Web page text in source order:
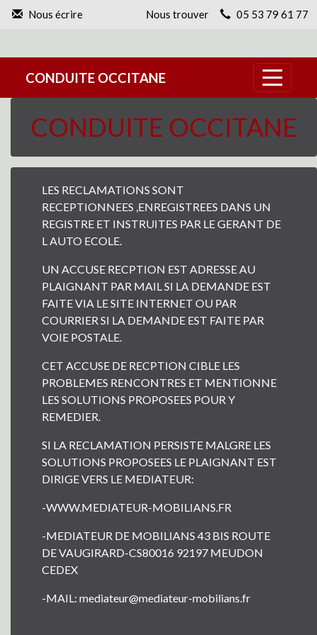
Panneau de gestion des cookies
Nous écrire Nous trouver 05 53 79 61 77
CONDUITE OCCITANE
CONDUITE OCCITANE
LES RECLAMATIONS SONT
RECEPTIONNEES ,ENREGISTREES DANS UN
REGISTRE ET INSTRUITES PAR LE GERANT DE
L AUTO ECOLE.
UN ACCUSE RECPTION EST ADRESSE AU
PLAIGNANT PAR MAIL SI LA DEMANDE EST
FAITE VIA LE SITE INTERNET OU PAR
COURRIER SI LA DEMANDE EST FAITE PAR
VOIE POSTALE.
CET ACCUSE DE RECPTION CIBLE LES
PROBLEMES RENCONTRES ET MENTIONNE
LES SOLUTIONS PROPOSEES POUR Y
REMEDIER.
SI LA RECLAMATION PERSISTE MALGRE LES
SOLUTIONS PROPOSEES LE PLAIGNANT EST
DIRIGE VERS LE MEDIATEUR:
-WWW.MEDIATEUR-MOBILIANS.FR
-MEDIATEUR DE MOBILIANS 43 BIS ROUTE
DE VAUGIRARD-CS80016 92197 MEUDON
CEDEX
-MAIL: mediateur@mediateur-mobilians.fr